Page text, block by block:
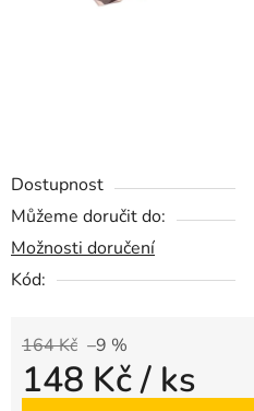
Dostupnost
Můžeme doručit do:
Možnosti doručení
Kód:
164 Kč –9 %
148 Kč/ ks